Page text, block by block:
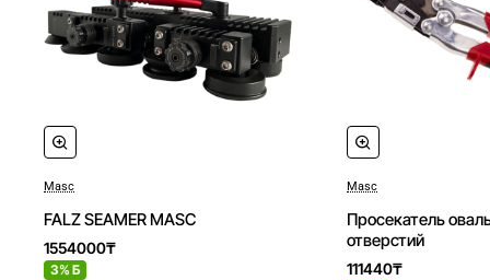
Жоғарғы фальц ролигі, қара/қызыл 5,3 кг
Жиынтықтың жалпы салмағы:
Masc
FALZ SEAMER MASC
1554000₸
3% Б
Masc
Просекатель
отверстий
111440₸